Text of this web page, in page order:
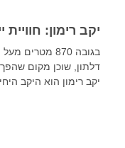
יקב רימון: חוויית
בגובה 870
דלתון, שוכן מקום
יקב רימון הוא היקב